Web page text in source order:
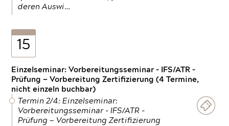
deren Auswi…
15
Einzelseminar: Vorbereitungsseminar - IFS/ATR -
Prüfung — Vorbereitung Zertifizierung (4 Termine,
nicht einzeln buchbar)
Termin 2/4: Einzelseminar:
Vorbereitungsseminar - IFS/ATR -
Prüfung — Vorbereitung Zertifizierung